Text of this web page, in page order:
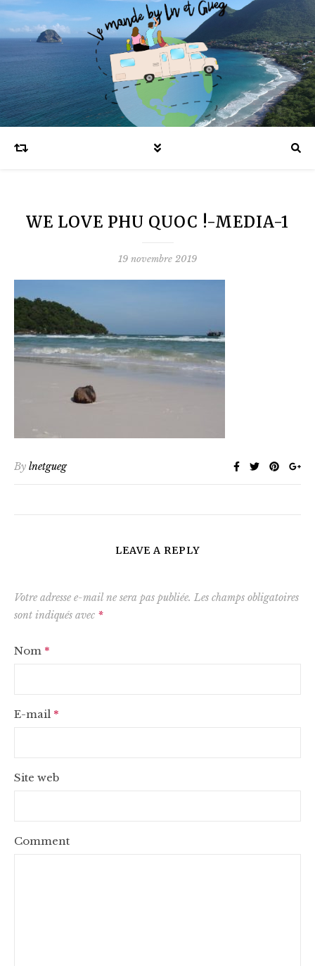
Blog voyages en famille et expatriation
WE LOVE PHU QUOC !-MEDIA-1
19 novembre 2019
By lnetgueg
LEAVE A REPLY
Votre adresse e-mail ne sera pas publiée. Les champs obligatoires
sont indiqués avec *
Nom *
E-mail *
Site web
Comment